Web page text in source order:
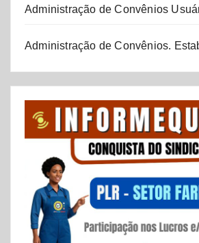
Administração de Convênios
Administração de Convênios.